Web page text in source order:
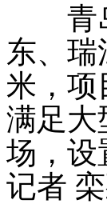
青岛
东、瑞
米，项
满足大
场，设
记者 栾